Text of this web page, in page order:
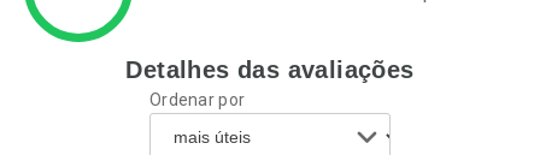
Ativar Desconto
Comprar sem Desconto
Comprar sem Desconto
Ativar Desconto
Comprar sem Desconto
Por R$ 15,19/cada
Detalhes das avaliações
Ordenar por